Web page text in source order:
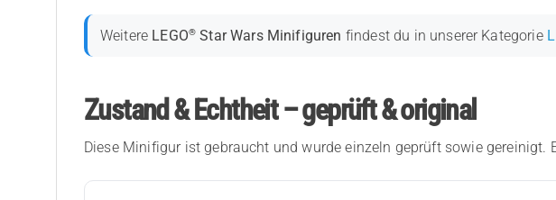
Weitere LEGO® Star Wars Minifiguren findest du in unserer Kategorie
Zustand & Echtheit – geprüft & original
Diese Minifigur ist gebraucht und wurde einzeln geprüft sowie gereinigt.